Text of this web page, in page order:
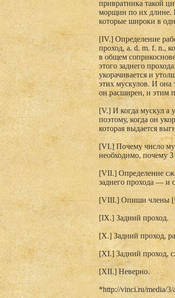
привратника такой
морщин по их длине.
которые широки в
[IV.] Определение
проход, a. d. m. f. n.,
в общем
этого заднего
укорачивается и
этих мускулов. И она
он расширен, и этим
[V.] И когда мускул а
поэтому, когда он
которая выдается
[VI.] Почему число
необходимо, почему
[VII.] Определение
заднего прохода — и
[VIII.] Опиши члены
[IX.] Задний проход.
[X.] Задний проход,
[XI.] Задний проход,
[XII.] Неверно.
*http://vinci.ru/media/3/